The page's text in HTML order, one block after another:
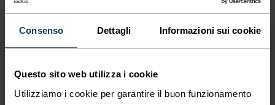
Consenso Dettagli Informazioni sui cookie
Questo sito web utilizza i cookie
Utilizziamo i cookie per garantire il buon funzionamento
Capi tecnici da running ad asciugatura rapida per
LIVELLO DI ATTIVITÀ